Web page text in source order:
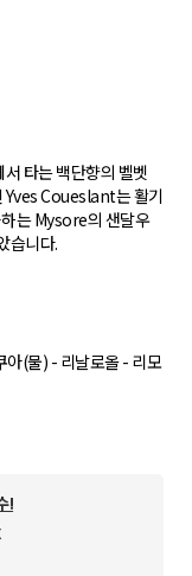
타는 백단향의 벨벳
Yves Coueslant는 활기
는 Mysore의 샌달우
습니다.
아(물) - 리날로올 - 리모
!